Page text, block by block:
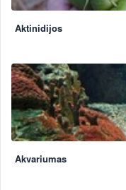
Aktinidijos
Akvariumas